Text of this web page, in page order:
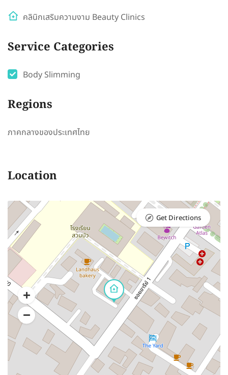
คลินิกเสริมความงาม Beauty Clinics
Service Categories
Body Slimming
Regions
ภาคกลางของประเทศไทย
Location
Get Directions